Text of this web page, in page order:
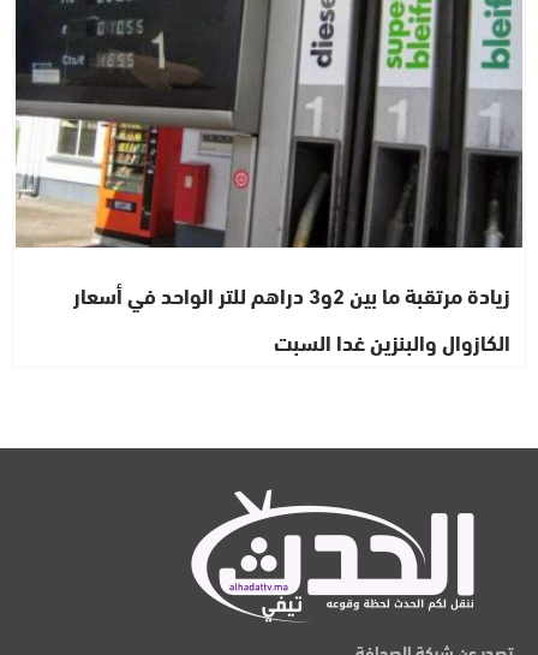
زيادة مرتقبة ما بين 2و3 دراهم للتر الواحد في أسعار
الكازوال والبنزين غدا السبت